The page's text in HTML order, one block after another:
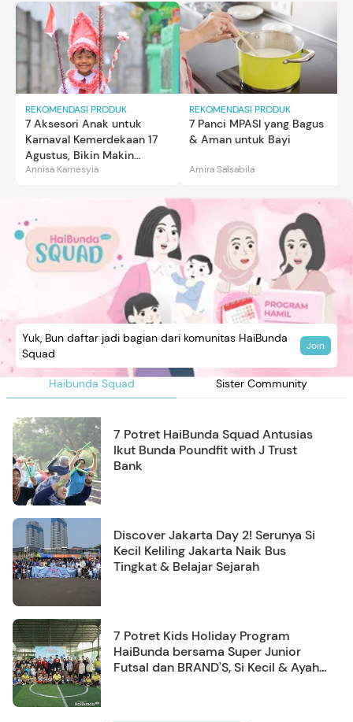
REKOMENDASI PRODUK
7 Aksesori Anak untuk
Karnaval Kemerdekaan 17
Agustus, Bikin Makin
Gemas
Annisa Karnesyia
REKOMENDASI PRODUK
7 Panci MPASI yang Bagus
& Aman untuk Bayi
Amira Salsabila
Haibunda Squad Sister Community
Yuk, Bun daftar jadi bagian dari komunitas HaiBunda
Squad
Join
7 Potret HaiBunda Squad Antusias
Ikut Bunda Poundfit with J Trust
Bank
Discover Jakarta Day 2! Serunya Si
Kecil Keliling Jakarta Naik Bus
Tingkat & Belajar Sejarah
7 Potret Kids Holiday Program
HaiBunda bersama Super Junior
Futsal dan BRAND'S, Si Kecil & Ayah